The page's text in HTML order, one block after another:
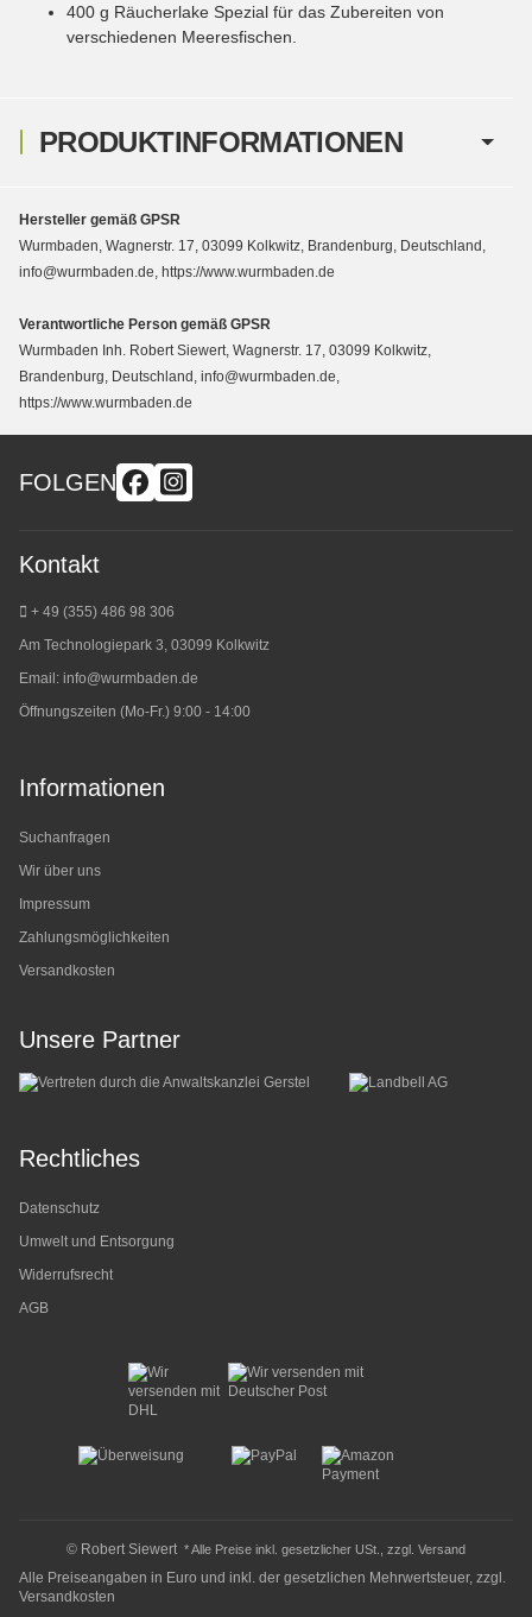
PRODUKTINFORMATIONEN
400 g Räucherlake Spezial für das Zubereiten von
verschiedenen Meeresfischen.
Hersteller gemäß GPSR
Wurmbaden, Wagnerstr. 17, 03099 Kolkwitz, Brandenburg, Deutschland,
info@wurmbaden.de, https://www.wurmbaden.de
Verantwortliche Person gemäß GPSR
Wurmbaden Inh. Robert Siewert, Wagnerstr. 17, 03099 Kolkwitz,
Brandenburg, Deutschland, info@wurmbaden.de,
https://www.wurmbaden.de
FOLGEN
Kontakt
+ 49 (355) 486 98 306
Am Technologiepark 3, 03099 Kolkwitz
Email: info@wurmbaden.de
Öffnungszeiten (Mo-Fr.) 9:00 - 14:00
Informationen
Suchanfragen
Wir über uns
Impressum
Zahlungsmöglichkeiten
Versandkosten
Unsere Partner
Rechtliches
Datenschutz
Umwelt und Entsorgung
Widerrufsrecht
AGB
© Robert Siewert* Alle Preise inkl. gesetzlicher USt., zzgl. Versand
Alle Preiseangaben in Euro und inkl. der gesetzlichen Mehrwertsteuer, zzgl.
Versandkosten